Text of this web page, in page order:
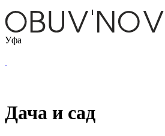
Уфа
Дача и сад